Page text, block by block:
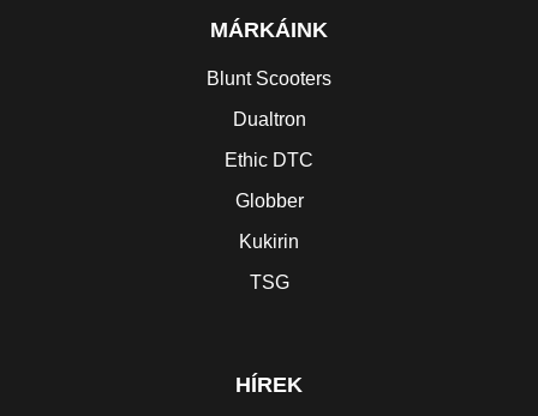
MÁRKÁINK
Blunt Scooters
Dualtron
Ethic DTC
Globber
Kukirin
TSG
HÍREK